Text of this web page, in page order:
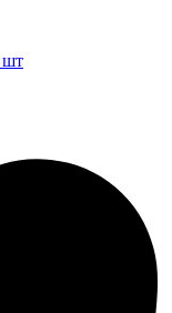
шт